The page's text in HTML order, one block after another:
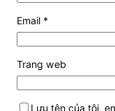
Email *
Trang web
Lưu tên của tôi,